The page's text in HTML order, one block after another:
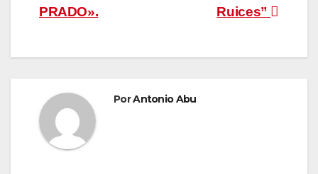
entradas
Ruices”
PRADO».
PorAntonio Abu